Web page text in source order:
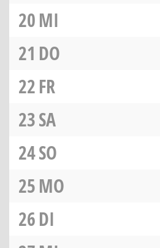
20MI
21 DO
22FR
23SA
24SO
25MO
26DI